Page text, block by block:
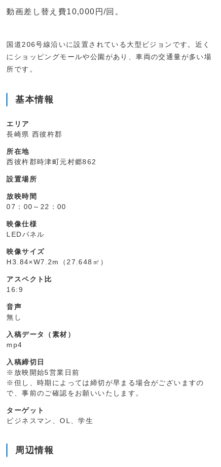
国道206号線沿いに設置されている大型ビジョンです。近く
にショッピングモールや公園があり、車両の交通量が多い場
所です。
基本情報
エリア
長崎県 西彼杵郡
所在地
西彼杵郡時津町元村郷862
設置場所
放映時間
07：00～22：00
映像仕様
LEDパネル
映像サイズ
H3.84×W7.2m（27.648㎡）
アスペクト比
16:9
音声
無し
入稿データ（素材）
mp4
入稿締切日
※放映開始5営業日前
※但し、時期によっては締切が早まる場合がございますの
で、事前のご確認をお願いいたします。
ターゲット
ビジネスマン、OL、学生
周辺情報
動画差し替え費10,000円/回。